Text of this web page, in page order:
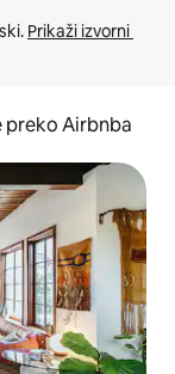
Prikaži izvorni
preko Airbnba